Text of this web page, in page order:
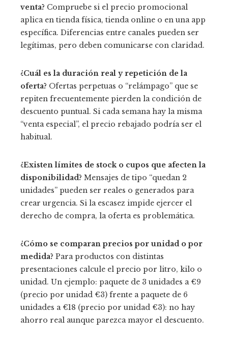
venta? Compruebe si el precio promocional
aplica en tienda física, tienda online o en una app
específica. Diferencias entre canales pueden ser
legítimas, pero deben comunicarse con claridad.
¿Cuál es la duración real y repetición de la
oferta? Ofertas perpetuas o “relámpago” que se
repiten frecuentemente pierden la condición de
descuento puntual. Si cada semana hay la misma
“venta especial”, el precio rebajado podría ser el
habitual.
¿Existen límites de stock o cupos que afecten la
disponibilidad? Mensajes de tipo “quedan 2
unidades” pueden ser reales o generados para
crear urgencia. Si la escasez impide ejercer el
derecho de compra, la oferta es problemática.
¿Cómo se comparan precios por unidad o por
medida? Para productos con distintas
presentaciones calcule el precio por litro, kilo o
unidad. Un ejemplo: paquete de 3 unidades a €9
(precio por unidad €3) frente a paquete de 6
unidades a €18 (precio por unidad €3): no hay
ahorro real aunque parezca mayor el descuento.